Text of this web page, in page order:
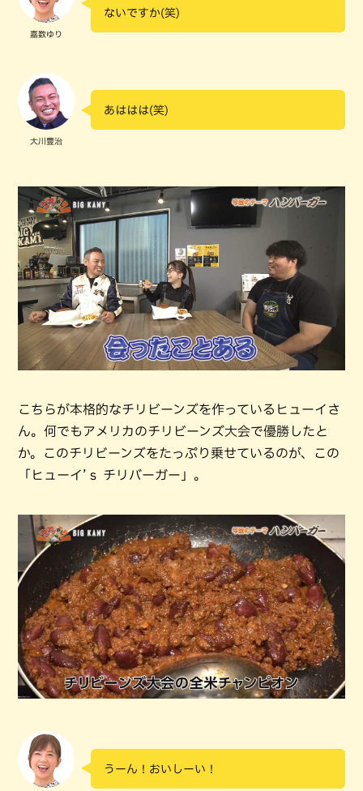
嘉数ゆり
ないですか(笑)
大川豊治
あははは(笑)
こちらが本格的なチリビーンズを作っているヒューイさ
ん。何でもアメリカのチリビーンズ大会で優勝したと
か。このチリビーンズをたっぷり乗せているのが、この
「ヒューイ’ｓ チリバーガー」。
うーん！おいしーい！